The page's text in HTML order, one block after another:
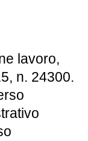
lavoro,
n. 24300.